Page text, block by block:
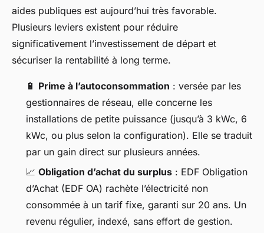
aides publiques est aujourd’hui très favorable.
Plusieurs leviers existent pour réduire
significativement l’investissement de départ et
sécuriser la rentabilité à long terme.
🔋 Prime à l’autoconsommation : versée par les
gestionnaires de réseau, elle concerne les
installations de petite puissance (jusqu’à 3 kWc, 6
kWc, ou plus selon la configuration). Elle se traduit
par un gain direct sur plusieurs années.
📈 Obligation d’achat du surplus : EDF Obligation
d’Achat (EDF OA) rachète l’électricité non
consommée à un tarif fixe, garanti sur 20 ans. Un
revenu régulier, indexé, sans effort de gestion.